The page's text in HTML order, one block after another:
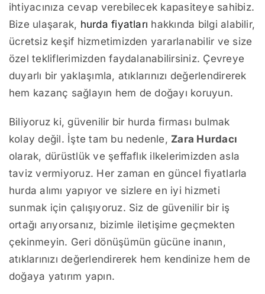
ihtiyacınıza cevap verebilecek kapasiteye sahibiz.
Bize ulaşarak, hurda fiyatları hakkında bilgi alabilir,
ücretsiz keşif hizmetimizden yararlanabilir ve size
özel tekliflerimizden faydalanabilirsiniz. Çevreye
duyarlı bir yaklaşımla, atıklarınızı değerlendirerek
hem kazanç sağlayın hem de doğayı koruyun.
Biliyoruz ki, güvenilir bir hurda firması bulmak
kolay değil. İşte tam bu nedenle, Zara Hurdacı
olarak, dürüstlük ve şeffaflık ilkelerimizden asla
taviz vermiyoruz. Her zaman en güncel fiyatlarla
hurda alımı yapıyor ve sizlere en iyi hizmeti
sunmak için çalışıyoruz. Siz de güvenilir bir iş
ortağı arıyorsanız, bizimle iletişime geçmekten
çekinmeyin. Geri dönüşümün gücüne inanın,
atıklarınızı değerlendirerek hem kendinize hem de
doğaya yatırım yapın.